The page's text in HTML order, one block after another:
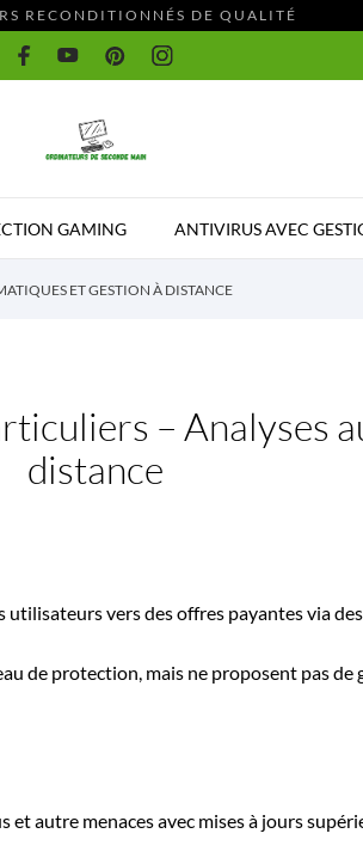
RECONDITIONNÉS DE QUALITÉ
GAMING ANTIVIRUS AVEC
ET GESTION À DISTANCE
– Analyses
distance
vers des offres payantes via
de protection, mais ne proposent pas de
autre menaces avec mises à jours